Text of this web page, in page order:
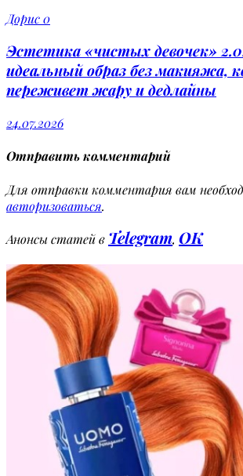
Дорис0
Эстетика «чистых девочек»
идеальный образ без макияжа,
переживет жару и дедлайны
24.07.2026
Отправить комментарий
Для отправки комментария вам
авторизоваться.
Анонсы статей в Telegram, OK